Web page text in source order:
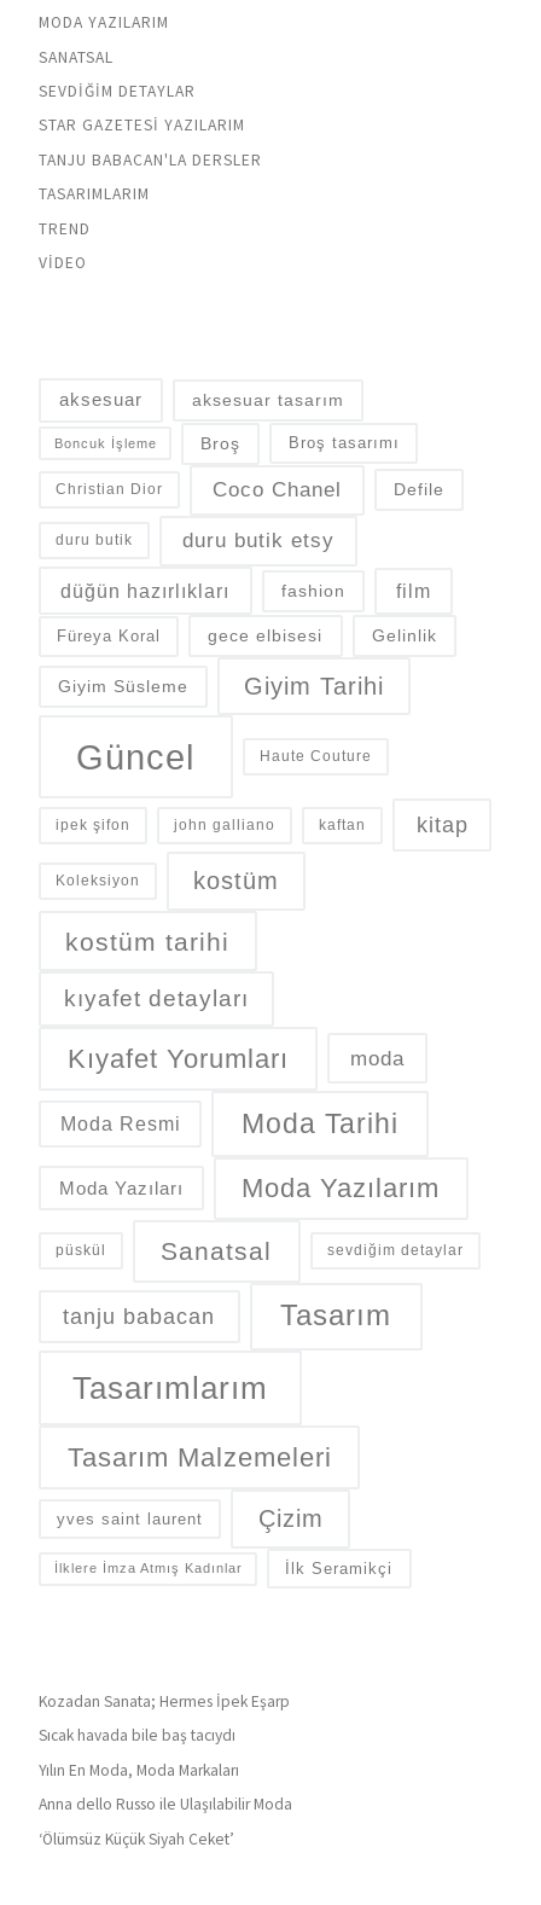
MODA YAZILARIM
SANATSAL
SEVDIĞIM DETAYLAR
STAR GAZETESI YAZILARIM
TANJU BABACAN'LA DERSLER
TASARIMLARIM
TREND
VIDEO
aksesuar aksesuar tasarım
Boncuk İşleme Broş Broş tasarımı
Christian Dior Coco Chanel Defile
duru butik duru butik etsy
düğün hazırlıkları fashion film
Füreya Koral gece elbisesi Gelinlik
Giyim Süsleme Giyim Tarihi
Güncel Haute Couture
ipek şifon john galliano kaftan kitap
Koleksiyon kostüm
kostüm tarihi
kıyafet detayları
Kıyafet Yorumları moda
Moda Resmi Moda Tarihi
Moda Yazıları Moda Yazılarım
püskül Sanatsal sevdiğim detaylar
tanju babacan Tasarım
Tasarımlarım
Tasarım Malzemeleri
yves saint laurent Çizim
İlklere İmza Atmış Kadınlar İlk Seramikçi
Kozadan Sanata; Hermes İpek Eşarp
Sıcak havada bile baş tacıydı
Yılın En Moda, Moda Markaları
Anna dello Russo ile Ulaşılabilir Moda
‘Ölümsüz Küçük Siyah Ceket’